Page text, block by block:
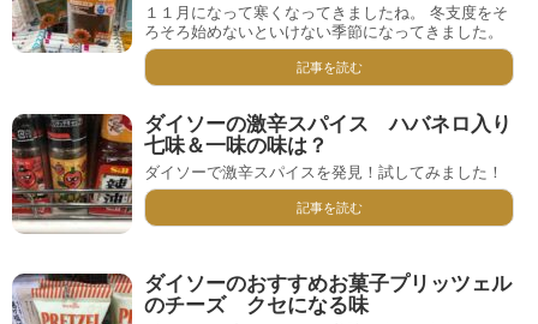
１１月になって寒くなってきましたね。 冬支度をそ
ろそろ始めないといけない季節になってきました。
記事を読む
ダイソーの激辛スパイス ハバネロ入り
七味＆一味の味は？
ダイソーで激辛スパイスを発見！試してみました！
記事を読む
ダイソーのおすすめお菓子プリッツェル
のチーズ クセになる味